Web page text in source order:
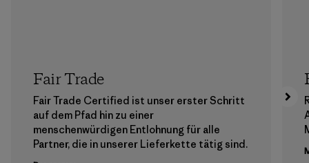
Fair Trade
Fair Trade Certified ist unser erster Schritt
auf dem Pfad hin zu einer
menschenwürdigen Entlohnung für alle
Partner, die in unserer Lieferkette tätig sind.